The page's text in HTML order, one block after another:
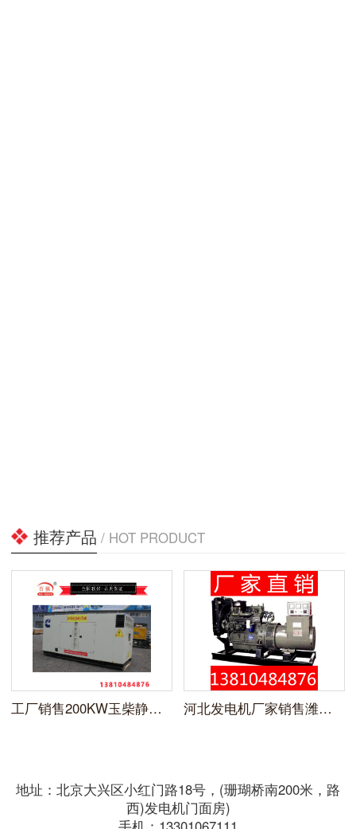
推荐产品 / HOT PRODUCT
工厂销售200KW玉柴静音柴油发电机 河北发电机厂家销售潍柴系列100kw柴油发电机组
地址：北京大兴区小红门路18号，(珊瑚桥南200米，路
西)发电机门面房)